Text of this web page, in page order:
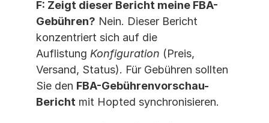
F: Zeigt dieser Bericht meine FBA-
Gebühren? Nein. Dieser Bericht
konzentriert sich auf die
Auflistung Konfiguration (Preis,
Versand, Status). Für Gebühren sollten
Sie den FBA-Gebührenvorschau-
Bericht mit Hopted synchronisieren.